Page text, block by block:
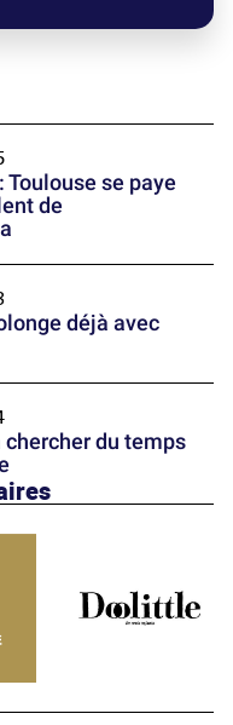
Toulouse se paye
de
déjà avec
du temps